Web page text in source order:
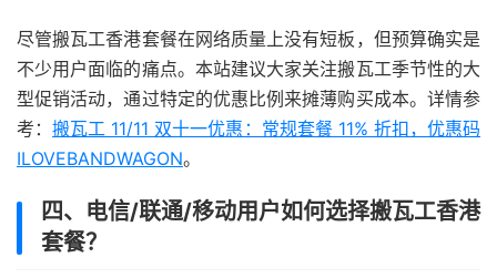
尽管搬瓦工香港套餐在网络质量上没有短板，但预算确实是
不少用户面临的痛点。本站建议大家关注搬瓦工季节性的大
型促销活动，通过特定的优惠比例来摊薄购买成本。详情参
考：搬瓦工 11/11 双十一优惠：常规套餐 11% 折扣，优惠码
ILOVEBANDWAGON。
四、电信/联通/移动用户如何选择搬瓦工香港
套餐？